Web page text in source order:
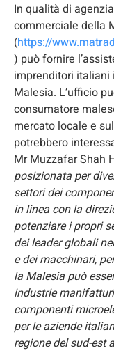
In qualità di
commerciale della
(https://
) può fornire
imprenditori
Malesia. L’ufficio
consumatore
mercato locale e
potrebbero
Mr Muzzafar Shah
posizionata per
settori dei
in linea con la
potenziare i propri
dei leader globali
e dei macchinari,
la Malesia può
industrie
componenti
per le aziende
regione del sud-est